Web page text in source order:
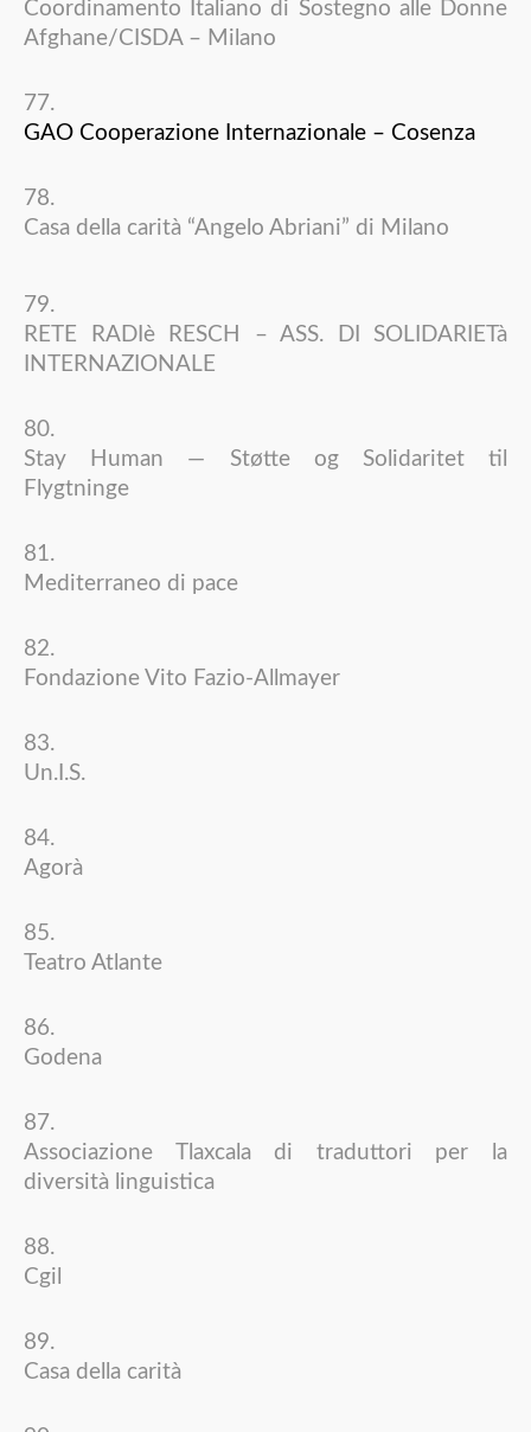
Coordinamento Italiano di Sostegno alle Donne
Afghane/CISDA – Milano
GAO Cooperazione Internazionale – Cosenza
Casa della carità “Angelo Abriani” di Milano
RETE RADIè RESCH – ASS. DI SOLIDARIETà
INTERNAZIONALE
Stay Human — Støtte og Solidaritet til
Flygtninge
Mediterraneo di pace
Fondazione Vito Fazio-Allmayer
Un.I.S.
Agorà
Teatro Atlante
Godena
Associazione Tlaxcala di traduttori per la
diversità linguistica
Cgil
Casa della carità